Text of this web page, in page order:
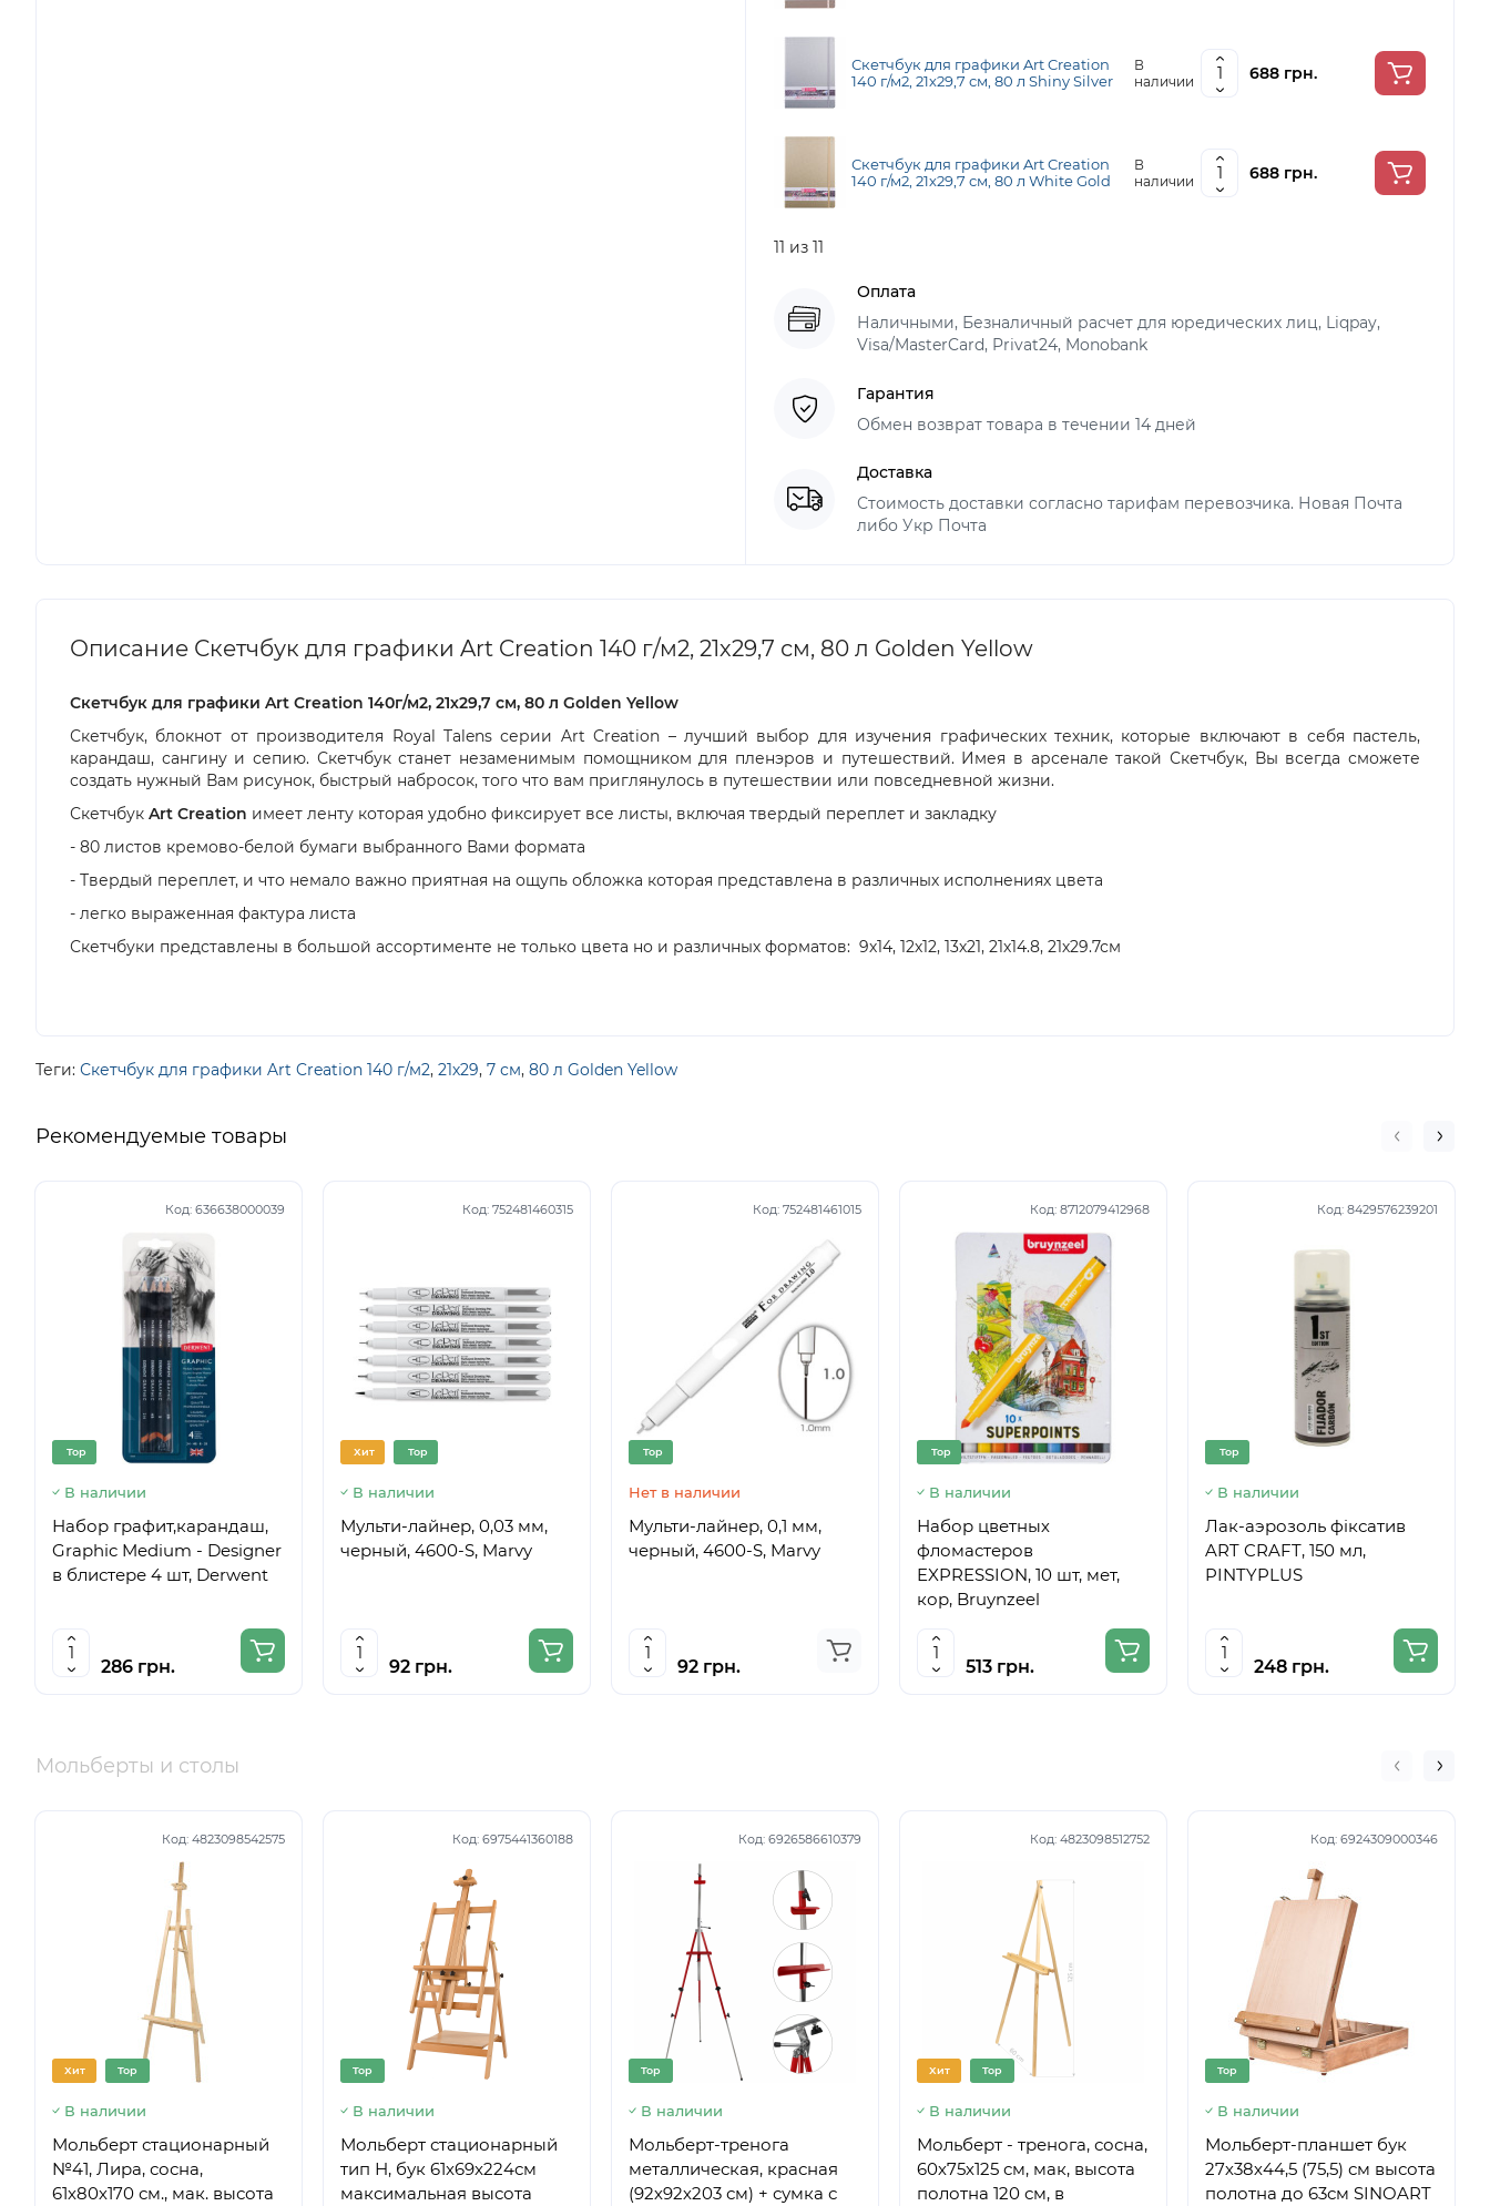
Скетчбук для графики Art Creation
140 г/м2, 21х29,7 см, 80 л Shiny Silver
В
наличии
688 грн.
Скетчбук для графики Art Creation
140 г/м2, 21х29,7 см, 80 л White Gold
В
наличии
688 грн.
11 из 11
Оплата
Наличными, Безналичный расчет для юредических лиц, Liqpay,
Visa/MasterCard, Privat24, Monobank
Гарантия
Обмен возврат товара в течении 14 дней
Доставка
Стоимость доставки согласно тарифам перевозчика. Новая Почта
либо Укр Почта
Описание Скетчбук для графики Art Creation 140 г/м2, 21х29,7 см, 80 л Golden Yellow
Скетчбук для графики Art Creation 140г/м2, 21х29,7 см, 80 л Golden Yellow
Скетчбук, блокнот от производителя Royal Talens серии Art Creation – лучший выбор для изучения графических техник, которые включают в себя пастель,
карандаш, сангину и сепию. Скетчбук станет незаменимым помощником для пленэров и путешествий. Имея в арсенале такой Скетчбук, Вы всегда сможете
создать нужный Вам рисунок, быстрый набросок, того что вам приглянулось в путешествии или повседневной жизни.
Скетчбук Art Creation имеет ленту которая удобно фиксирует все листы, включая твердый переплет и закладку
- 80 листов кремово-белой бумаги выбранного Вами формата
- Твердый переплет, и что немало важно приятная на ощупь обложка которая представлена в различных исполнениях цвета
- легко выраженная фактура листа
Скетчбуки представлены в большой ассортименте не только цвета но и различных форматов: 9х14, 12х12, 13х21, 21х14.8, 21х29.7см
Теги: Скетчбук для графики Art Creation 140 г/м2, 21х29, 7 см, 80 л Golden Yellow
Рекомендуемые товары
Код: 636638000039
Top
В наличии
Набор графит,карандаш,
Graphic Medium - Designer
в блистере 4 шт, Derwent
286 грн.
Код: 752481460315
Хит Top
В наличии
Мульти-лайнер, 0,03 мм,
черный, 4600-S, Marvy
92 грн.
Код: 752481461015
Top
Нет в наличии
Мульти-лайнер, 0,1 мм,
черный, 4600-S, Marvy
92 грн.
Код: 8712079412968
Top
В наличии
Набор цветных
фломастеров
EXPRESSION, 10 шт, мет,
кор, Bruynzeel
513 грн.
Код: 8429576239201
Top
В наличии
Лак-аэрозоль фiксатив
ART CRAFT, 150 мл,
PINTYPLUS
248 грн.
Мольберты и столы
Код: 4823098542575
Хит Top
В наличии
Мольберт стационарный
№41, Лира, сосна,
61х80х170 см., мак. высота
Код: 6975441360188
Top
В наличии
Мольберт стационарный
тип Н, бук 61x69x224см
максимальная высота
Код: 6926586610379
Top
В наличии
Мольберт-тренога
металлическая, красная
(92х92х203 см) + сумка с
Код: 4823098512752
Хит Top
В наличии
Мольберт - тренога, сосна,
60х75х125 см, мак, высота
полотна 120 см, в
Код: 6924309000346
Top
В наличии
Мольберт-планшет бук
27х38х44,5 (75,5) см высота
полотна до 63см SINOART